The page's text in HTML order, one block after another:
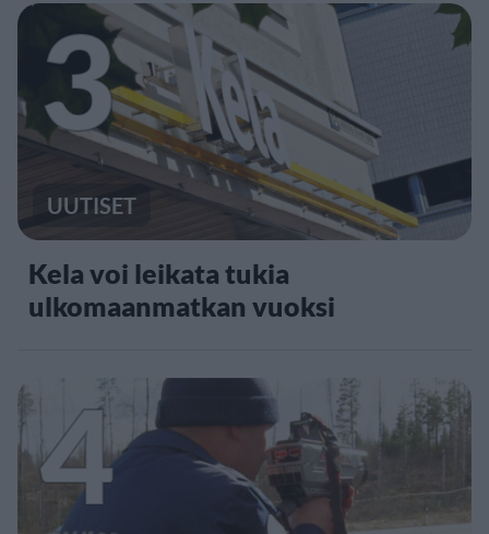
3
UUTISET
Kela voi leikata tukia
ulkomaanmatkan vuoksi
4